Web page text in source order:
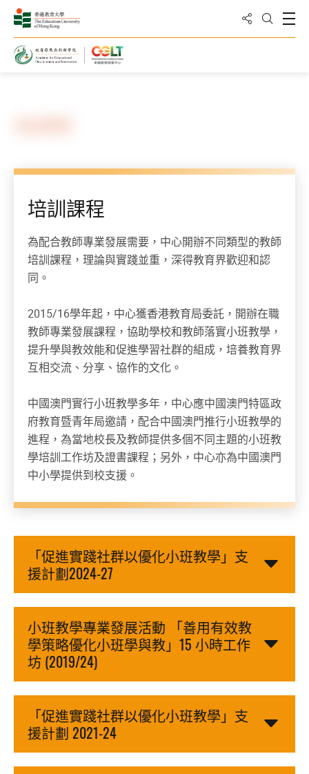
分享到打開搜
打
培訓課程
為配合教師專業發展需要，中心開辦不同類型的教師
培訓課程，理論與實踐並重，深得教育界歡迎和認
同。
2015/16學年起，中心獲香港教育局委託，開辦在職
教師專業發展課程，協助學校和教師落實小班教學，
提升學與教效能和促進學習社群的組成，培養教育界
互相交流、分享、協作的文化。
中國澳門實行小班教學多年，中心應中國澳門特區政
府教育暨青年局邀請，配合中國澳門推行小班教學的
進程，為當地校長及教師提供多個不同主題的小班教
學培訓工作坊及證書課程；另外，中心亦為中國澳門
中小學提供到校支援。
「促進實踐社群以優化小班教學」支
援計劃2024-27
小班教學專業發展活動 「善用有效教
學策略優化小班學與教」15 小時工作
坊 (2019/24)
「促進實踐社群以優化小班教學」支
援計劃 2021-24